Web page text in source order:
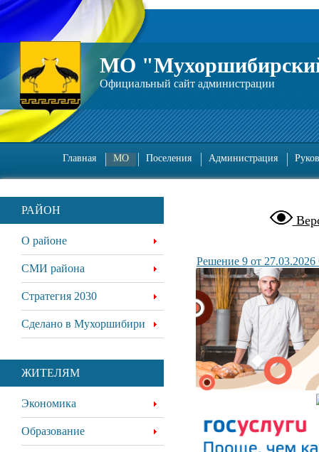
МО
Официальный сайт администрации
Главная МО Поселения Администрация
РАЙОН
О районе
СМИ района
Стратегия 2030
Сделано в Мухоршибири
ЖИТЕЛЯМ
Экономика
Образование
Решение 9 от